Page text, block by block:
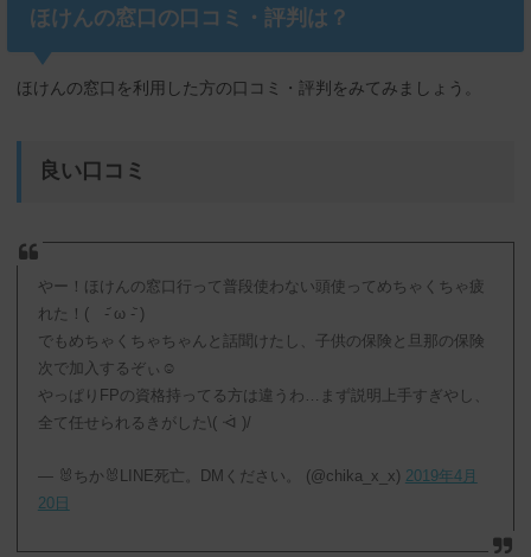
ほけんの窓口の口コミ・評判は？
ほけんの窓口を利用した方の口コミ・評判をみてみましょう。
良い口コミ
やー！ほけんの窓口行って普段使わない頭使ってめちゃくちゃ疲
れた！( -᷄ ω -᷅ )
でもめちゃくちゃちゃんと話聞けたし、子供の保険と旦那の保険
次で加入するぞぃ☺︎︎
やっぱりFPの資格持ってる方は違うわ…まず説明上手すぎやし、
全て任せられるきがした\( ᐙ )/
— 🐰ちか🐰LINE死亡。DMください。 (@chika_x_x) 2019年4月
20日